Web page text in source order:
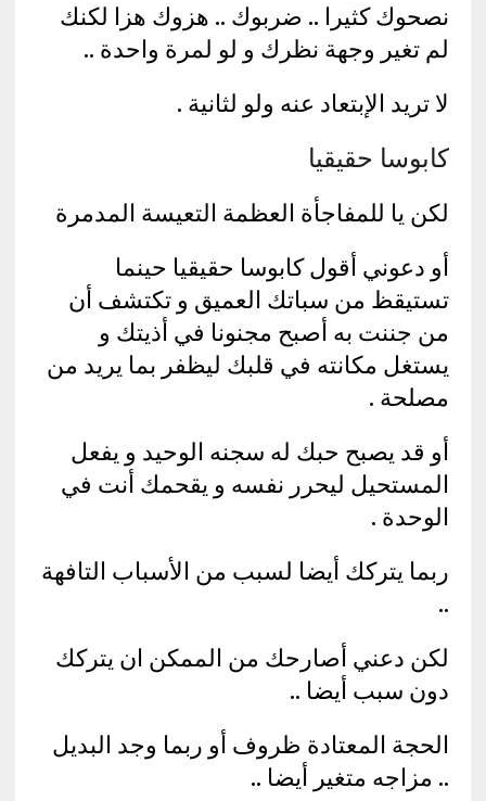
نصحوك كثيرا .. ضربوك .. هزوك هزا لكنك
لم تغير وجهة نظرك و لو لمرة واحدة ..
لا تريد الإبتعاد عنه ولو لثانية .
كابوسا حقيقيا
لكن يا للمفاجأة العظمة التعيسة المدمرة
أو دعوني أقول كابوسا حقيقيا حينما
تستيقظ من سباتك العميق و تكتشف أن
من جننت به أصبح مجنونا في أذيتك و
يستغل مكانته في قلبك ليظفر بما يريد من
مصلحة .
أو قد يصبح حبك له سجنه الوحيد و يفعل
المستحيل ليحرر نفسه و يقحمك أنت في
الوحدة .
ربما يتركك أيضا لسبب من الأسباب التافهة
..
لكن دعني أصارحك من الممكن ان يتركك
دون سبب أيضا ..
الحجة المعتادة ظروف أو ربما وجد البديل
.. مزاجه متغير أيضا ..